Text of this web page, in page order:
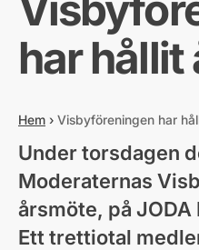
har hållit
Hem › Visbyföreningen har
Under torsdagen
Moderaternas
årsmöte, på JODA
Ett trettiotal